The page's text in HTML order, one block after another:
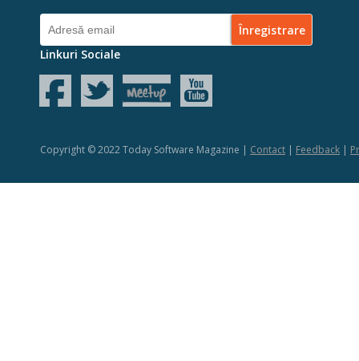
Linkuri Sociale
Copyright © 2022 Today Software Magazine | Contact | Feedback |